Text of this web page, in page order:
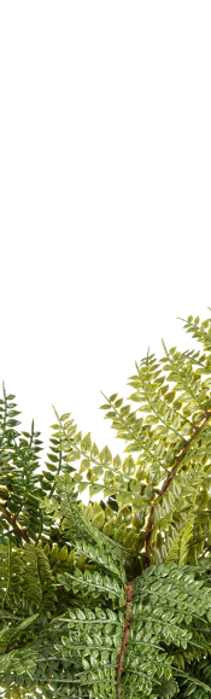
Succulente artificiali
Frutta finta